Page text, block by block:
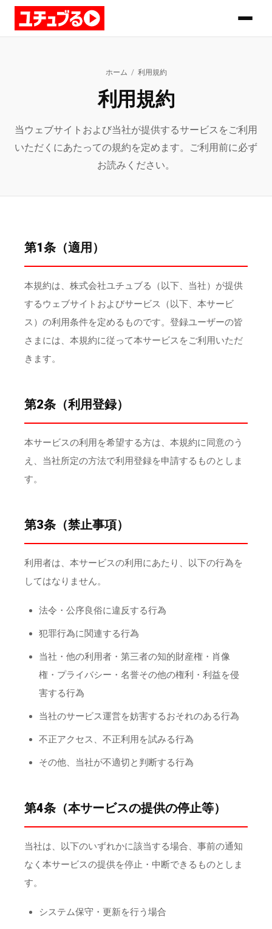
ホーム / 利用規約
利用規約
当ウェブサイトおよび当社が提供するサービスをご利用
いただくにあたっての規約を定めます。ご利用前に必ず
お読みください。
第1条（適用）
本規約は、株式会社ユチュブる（以下、当社）が提供
するウェブサイトおよびサービス（以下、本サービ
ス）の利用条件を定めるものです。登録ユーザーの皆
さまには、本規約に従って本サービスをご利用いただ
きます。
第2条（利用登録）
本サービスの利用を希望する方は、本規約に同意のう
え、当社所定の方法で利用登録を申請するものとしま
す。
第3条（禁止事項）
利用者は、本サービスの利用にあたり、以下の行為を
してはなりません。
法令・公序良俗に違反する行為
犯罪行為に関連する行為
当社・他の利用者・第三者の知的財産権・肖像
権・プライバシー・名誉その他の権利・利益を侵
害する行為
当社のサービス運営を妨害するおそれのある行為
不正アクセス、不正利用を試みる行為
その他、当社が不適切と判断する行為
第4条（本サービスの提供の停止等）
当社は、以下のいずれかに該当する場合、事前の通知
なく本サービスの提供を停止・中断できるものとしま
す。
システム保守・更新を行う場合